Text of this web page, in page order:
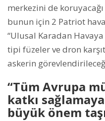
merkezini de
bunun için 2 Patriot
“Ulusal Karadan Havaya
tipi füzeler ve dron
askerin
“Tüm Avrupa
katkı
büyük önem